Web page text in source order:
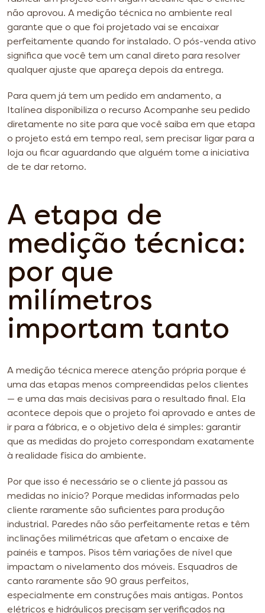
não aprovou. A medição técnica no ambiente real
garante que o que foi projetado vai se encaixar
perfeitamente quando for instalado. O pós-venda ativo
significa que você tem um canal direto para resolver
qualquer ajuste que apareça depois da entrega.
Para quem já tem um pedido em andamento, a
Italínea disponibiliza o recurso Acompanhe seu pedido
diretamente no site para que você saiba em que etapa
o projeto está em tempo real, sem precisar ligar para a
loja ou ficar aguardando que alguém tome a iniciativa
de te dar retorno.
A etapa de
medição técnica:
por que
milímetros
importam tanto
A medição técnica merece atenção própria porque é
uma das etapas menos compreendidas pelos clientes
— e uma das mais decisivas para o resultado final. Ela
acontece depois que o projeto foi aprovado e antes de
ir para a fábrica, e o objetivo dela é simples: garantir
que as medidas do projeto correspondam exatamente
à realidade física do ambiente.
Por que isso é necessário se o cliente já passou as
medidas no início? Porque medidas informadas pelo
cliente raramente são suficientes para produção
industrial. Paredes não são perfeitamente retas e têm
inclinações milimétricas que afetam o encaixe de
painéis e tampos. Pisos têm variações de nível que
impactam o nivelamento dos móveis. Esquadros de
canto raramente são 90 graus perfeitos,
especialmente em construções mais antigas. Pontos
elétricos e hidráulicos precisam ser verificados na